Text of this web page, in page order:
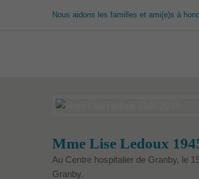
Nous aidons les familles et ami(e)s à
Mme Lise Ledoux
Au Centre hospitalier de Granby, le
Granby.